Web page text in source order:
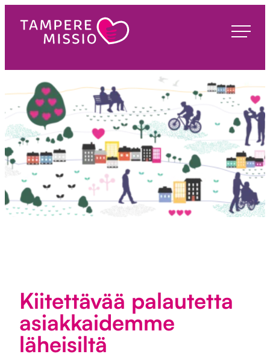
suoraan
sisältöön
TampereMissio
Kiitettävää palautetta
asiakkaidemme
läheisiltä